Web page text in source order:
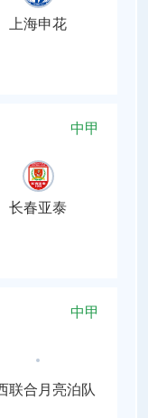
上海申花
中甲
长春亚泰
中甲
联合月亮泊队